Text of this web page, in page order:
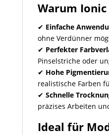
Warum
✔ Einfache
ohne Verdünner
✔ Perfekter
Pinselstriche oder
✔ Hohe
realistische Farben
✔ Schnelle
präzises Arbeiten
Ideal für